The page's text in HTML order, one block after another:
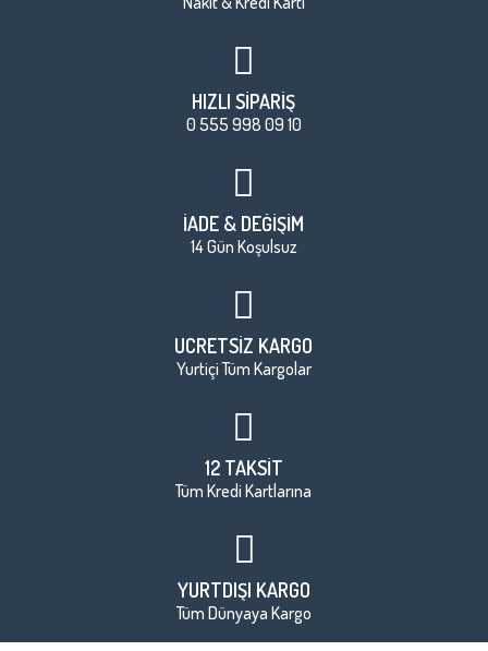
HIZLI SİPARİŞ
0 555 998 09 10
İADE & DEĞİŞİM
14 Gün Koşulsuz
ÜCRETSİZ KARGO
Yurtiçi Tüm Kargolar
12 TAKSİT
Tüm Kredi Kartlarına
YURTDIŞI KARGO
Tüm Dünyaya Kargo